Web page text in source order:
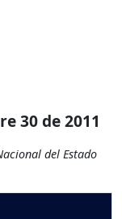
30 de 2011
del Estado